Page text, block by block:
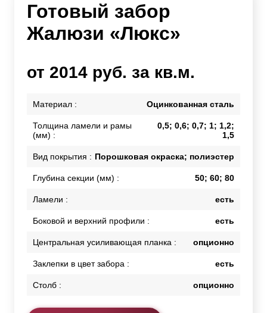
Готовый забор
Жалюзи «Люкс»
от 2014 руб. за кв.м.
Материал : Оцинкованная сталь
Толщина ламели и рамы
(мм) :
0,5; 0,6; 0,7; 1; 1,2;
1,5
Вид покрытия : Порошковая окраска; полиэстер
Глубина секции (мм) : 50; 60; 80
Ламели : есть
Боковой и верхний профили : есть
Центральная усиливающая планка : опционно
Заклепки в цвет забора : есть
Столб : опционно